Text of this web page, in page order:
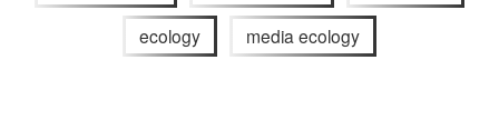
ecology media ecology